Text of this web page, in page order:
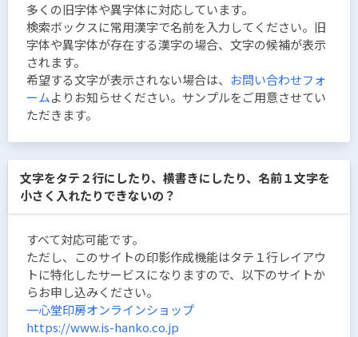
多くの旧字体や異字体に対応しています。
検索ボックスに常用漢字で名前を入力してください。旧
字体や異字体が存在する漢字の場合、文字の候補が表示
されます。
希望する文字が表示されない場合は、 お問い合わせフォ
ームよりお知らせください。サンプルをご用意させてい
ただきます。
文字をタテ２行にしたり、横書きにしたり、名前１文字を
小さく入れたりできないの？
すべて対応可能です。
ただし、このサイトの印影作成機能はタテ１行レイアウ
トに特化したサービスになりますので、以下のサイトか
らお申し込みください。
一心堂印房オンラインショップ
https://www.is-hanko.co.jp